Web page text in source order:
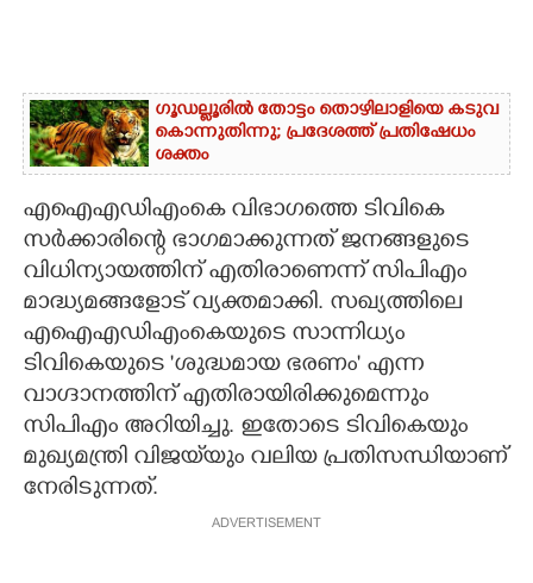
ഗൂഡല്ലൂരിൽ തോട്ടം തൊഴിലാളിയെ കടുവ
കൊന്നുതിന്നു; പ്രദേശത്ത് പ്രതിഷേധം
ശക്തം
എഐഎഡിഎംകെ വിഭാഗത്തെ ടിവികെ
സർക്കാരിന്റെ ഭാഗമാക്കുന്നത് ജനങ്ങളുടെ
വിധിന്യായത്തിന് എതിരാണെന്ന് സിപിഎം
മാദ്ധ്യമങ്ങളോട് വ്യക്തമാക്കി. സഖ്യത്തിലെ
എഐഎഡിഎംകെയുടെ സാന്നിധ്യം
ടിവികെയുടെ 'ശുദ്ധമായ ഭരണം' എന്ന
വാഗ്ദാനത്തിന് എതിരായിരിക്കുമെന്നും
സിപിഎം അറിയിച്ചു. ഇതോടെ ടിവികെയും
മുഖ്യമന്ത്രി വിജയ്‌യും വലിയ പ്രതിസന്ധിയാണ്
നേരിടുന്നത്.
ADVERTISEMENT